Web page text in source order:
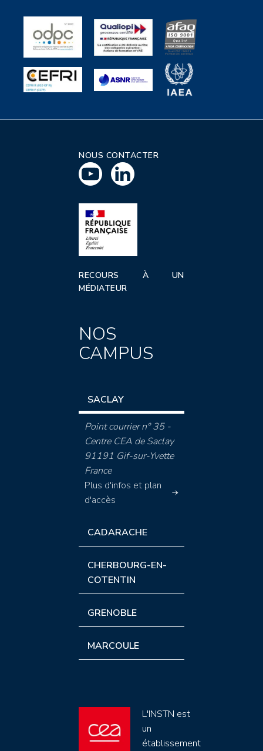
NOUS CONTACTER
RECOURS À UN
MÉDIATEUR
NOS
CAMPUS
SACLAY
Point courrier n° 35 -
Centre CEA de Saclay
91191 Gif-sur-Yvette
France
Plus d'infos et plan
d'accès
CADARACHE
CHERBOURG-EN-
COTENTIN
GRENOBLE
MARCOULE
L'INSTN est
un
établissement